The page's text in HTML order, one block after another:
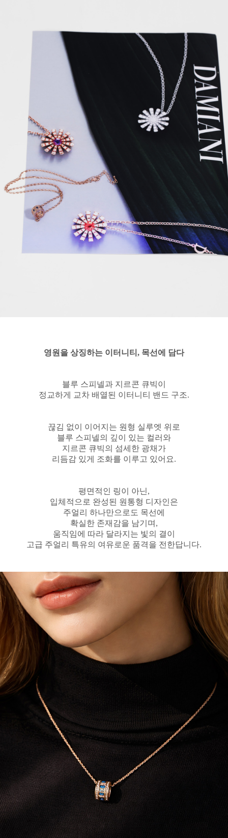
영원을 상징하는 이터니티, 목선에 담다
블루 스피넬과 지르콘 큐빅이
정교하게 교차 배열된 이터니티 밴드 구조.
끊김 없이 이어지는 원형 실루엣 위로
블루 스피넬의 깊이 있는 컬러와
지르콘 큐빅의 섬세한 광채가
리듬감 있게 조화를 이루고 있어요.
평면적인 링이 아닌,
입체적으로 완성된 원통형 디자인은
주얼리 하나만으로도 목선에
확실한 존재감을 남기며,
움직임에 따라 달라지는 빛의 결이
고급 주얼리 특유의 여유로운 품격을 전한답니다.